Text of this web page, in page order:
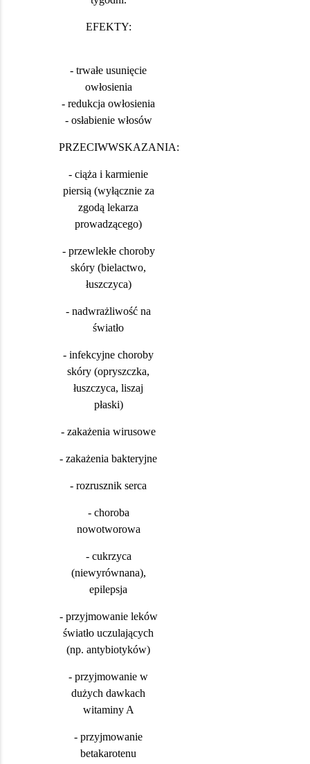
EFEKTY:
- trwałe usunięcie
owłosienia
- redukcja owłosienia
- osłabienie włosów
PRZECIWWSKAZANIA:
- ciąża i karmienie
piersią (wyłącznie za
zgodą lekarza
prowadzącego)
- przewlekłe choroby
skóry (bielactwo,
łuszczyca)
- nadwrażliwość na
światło
- infekcyjne choroby
skóry (opryszczka,
łuszczyca, liszaj
płaski)
- zakażenia wirusowe
- zakażenia bakteryjne
- rozrusznik serca
- choroba
nowotworowa
- cukrzyca
(niewyrównana),
epilepsja
- przyjmowanie leków
światło uczulających
(np. antybiotyków)
- przyjmowanie w
dużych dawkach
witaminy A
- przyjmowanie
betakarotenu